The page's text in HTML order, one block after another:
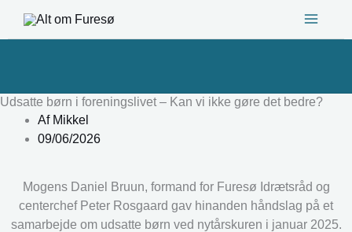
Udsatte børn i foreningslivet – Kan vi ikke gøre det bedre?
AfMikkel
09/06/2026
Mogens Daniel Bruun, formand for Furesø Idrætsråd og
centerchef Peter Rosgaard gav hinanden håndslag på et
samarbejde om udsatte børn ved nytårskuren i januar 2025.